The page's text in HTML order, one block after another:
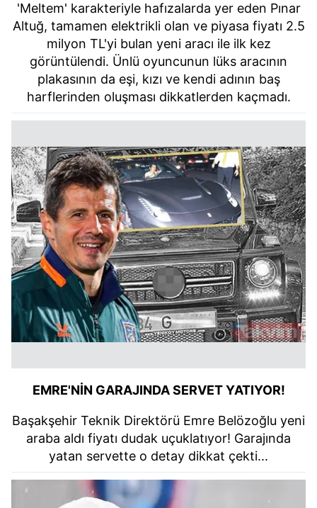
'Meltem' karakteriyle hafızalarda yer eden Pınar
Altuğ, tamamen elektrikli olan ve piyasa fiyatı 2.5
milyon TL'yi bulan yeni aracı ile ilk kez
görüntülendi. Ünlü oyuncunun lüks aracının
plakasının da eşi, kızı ve kendi adının baş
harflerinden oluşması dikkatlerden kaçmadı.
EMRE'NİN GARAJINDA SERVET YATIYOR!
Başakşehir Teknik Direktörü Emre Belözoğlu yeni
araba aldı fiyatı dudak uçuklatıyor! Garajında
yatan servette o detay dikkat çekti...